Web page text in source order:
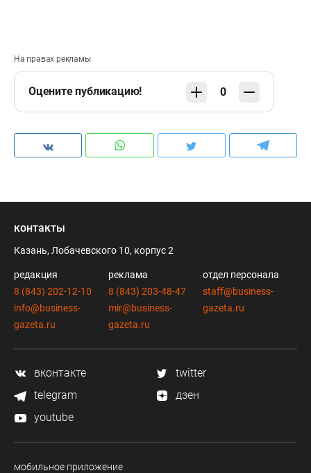
На правах рекламы
Оцените публикацию! 0
контакты
Казань, Лобачевского 10, корпус 2
редакция
8 (843) 202-12-10
info@business-
gazeta.ru
реклама
8 (843) 203-48-47
mir@business-
gazeta.ru
отдел персонала
staff@business-
gazeta.ru
вконтакте
twitter
telegram
дзен
youtube
мобильное приложение